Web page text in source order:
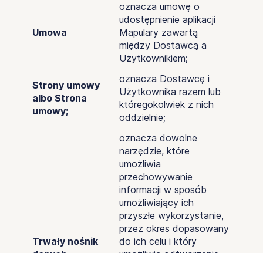
Umowa
oznacza umowę o
udostępnienie aplikacji
Mapulary zawartą
między Dostawcą a
Użytkownikiem;
Strony umowy
albo Strona
umowy;
oznacza Dostawcę i
Użytkownika razem lub
któregokolwiek z nich
oddzielnie;
Trwały nośnik
oznacza dowolne
narzędzie, które
umożliwia
przechowywanie
informacji w sposób
umożliwiający ich
przyszłe wykorzystanie,
przez okres dopasowany
do ich celu i który